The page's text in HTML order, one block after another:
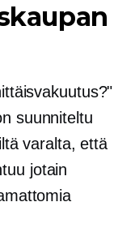
suunniteltu
varalta, että
jotain